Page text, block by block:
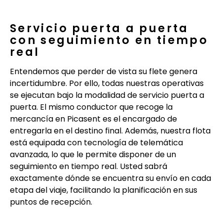
Servicio puerta a puerta
con seguimiento en tiempo
real
Entendemos que perder de vista su flete genera
incertidumbre. Por ello, todas nuestras operativas
se ejecutan bajo la modalidad de servicio puerta a
puerta. El mismo conductor que recoge la
mercancía en Picasent es el encargado de
entregarla en el destino final. Además, nuestra flota
está equipada con tecnología de telemática
avanzada, lo que le permite disponer de un
seguimiento en tiempo real. Usted sabrá
exactamente dónde se encuentra su envío en cada
etapa del viaje, facilitando la planificación en sus
puntos de recepción.